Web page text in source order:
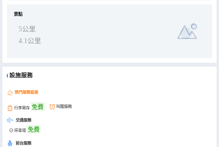
景點
5公里
4.1公里
設施服務
熱門服務設施
行李寄存 免費 叫醒服務
交通服務
停車場 免費
前台服務